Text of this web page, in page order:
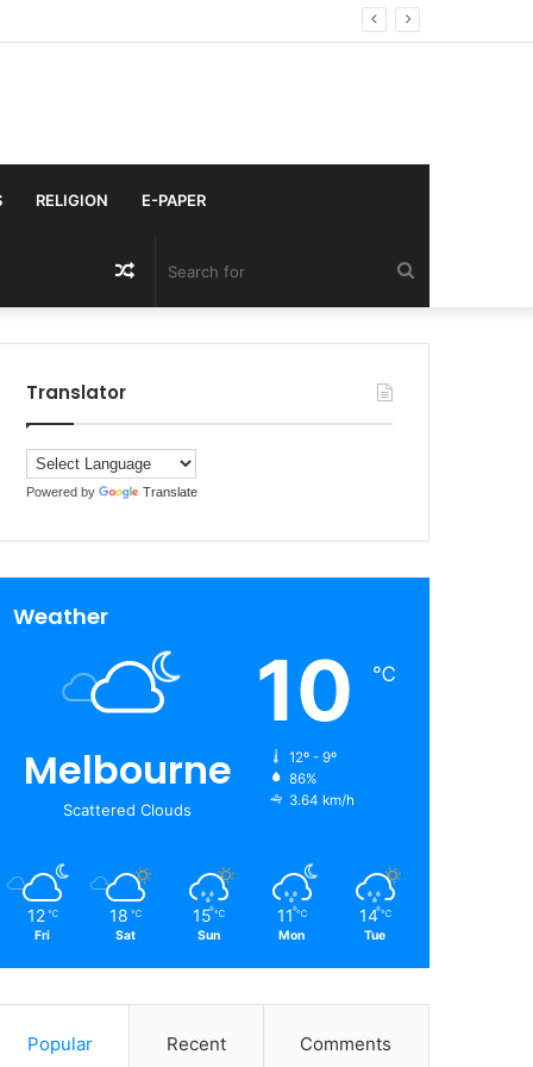
RELIGION E-PAPER
for
Random
Article
Translator
Powered by Translate
Weather
Melbourne
Scattered Clouds
10 ℃
12º - 9º
86%
3.64 km/h
12 ℃
Fri
18 ℃
Sat
15 ℃
Sun
11 ℃
Mon
14 ℃
Tue
Popular Recent Comments